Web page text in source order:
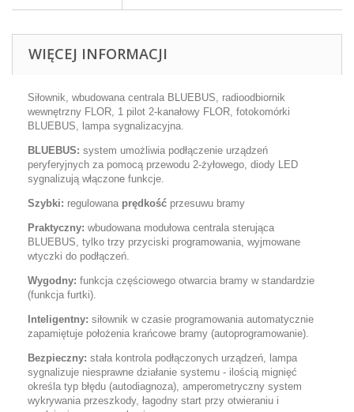
WIĘCEJ INFORMACJI
Siłownik, wbudowana centrala BLUEBUS, radioodbiornik
wewnętrzny FLOR, 1 pilot 2-kanałowy FLOR, fotokomórki
BLUEBUS, lampa sygnalizacyjna.
BLUEBUS: system umożliwia podłączenie urządzeń
peryferyjnych za pomocą przewodu 2-żyłowego, diody LED
sygnalizują włączone funkcje.
Szybki: regulowana prędkość przesuwu bramy
Praktyczny: wbudowana modułowa centrala sterująca
BLUEBUS, tylko trzy przyciski programowania, wyjmowane
wtyczki do podłączeń.
Wygodny: funkcja częściowego otwarcia bramy w standardzie
(funkcja furtki).
Inteligentny: siłownik w czasie programowania automatycznie
zapamiętuje położenia krańcowe bramy (autoprogramowanie).
Bezpieczny: stała kontrola podłączonych urządzeń, lampa
sygnalizuje niesprawne działanie systemu - ilością mignięć
określa typ błędu (autodiagnoza), amperometryczny system
wykrywania przeszkody, łagodny start przy otwieraniu i